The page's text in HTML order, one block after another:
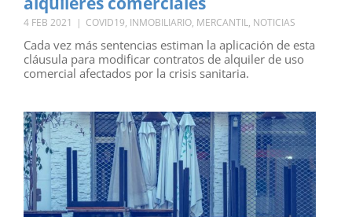
4 FEB 2021 | COVID19, INMOBILIARIO, MERCANTIL, NOTICIAS
Cada vez más sentencias estiman la aplicación de esta
cláusula para modificar contratos de alquiler de uso
comercial afectados por la crisis sanitaria.